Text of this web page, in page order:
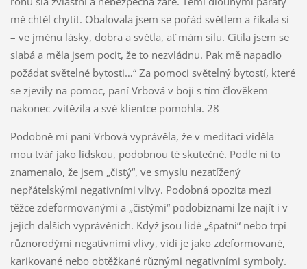
mě chtěl chytit. Obalovala jsem se pořád světlem a říkala si
– ve jménu lásky, dobra a světla, ať mám sílu. Cítila jsem se
slabá a měla jsem pocit, že to nezvládnu. Pak mě napadlo
požádat světelné bytosti…“ Za pomoci světelný bytostí, které
se zjevily na pomoc, paní Vrbová v boji s tím člověkem
nakonec zvítězila a své klientce pomohla. 28
Podobně mi paní Vrbová vyprávěla, že v meditaci viděla
mou tvář jako lidskou, podobnou té skutečné. Podle ní to
znamenalo, že jsem „čistý“, ve smyslu nezatížený
nepřátelskými negativními vlivy. Podobná opozita mezi
těžce zdeformovanými a „čistými“ podobiznami lze najít i v
jejích dalších vyprávěních. Když jsou lidé „špatní“ nebo trpí
různorodými negativními vlivy, vidí je jako zdeformované,
karikované nebo obtěžkané různými negativními symboly.